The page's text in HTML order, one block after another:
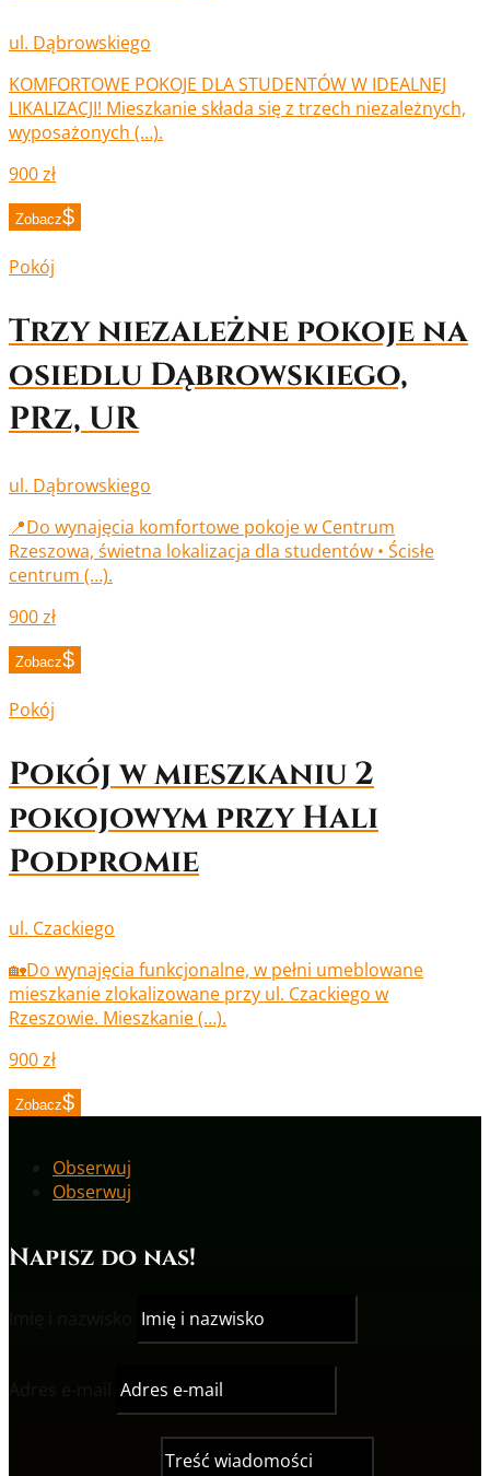
ul. Dąbrowskiego
KOMFORTOWE POKOJE DLA STUDENTÓW W IDEALNEJ
LIKALIZACJI! Mieszkanie składa się z trzech niezależnych,
wyposażonych (…).
900 zł
Zobacz
Pokój
Trzy niezależne pokoje na
osiedlu Dąbrowskiego,
PRz, UR
ul. Dąbrowskiego
📍Do wynajęcia komfortowe pokoje w Centrum
Rzeszowa, świetna lokalizacja dla studentów • Ścisłe
centrum (…).
900 zł
Zobacz
Pokój
Pokój w mieszkaniu 2
pokojowym przy Hali
Podpromie
ul. Czackiego
🏡Do wynajęcia funkcjonalne, w pełni umeblowane
mieszkanie zlokalizowane przy ul. Czackiego w
Rzeszowie. Mieszkanie (…).
900 zł
Zobacz
Obserwuj
Obserwuj
Napisz do nas!
Imię i nazwisko
Adres e-mail